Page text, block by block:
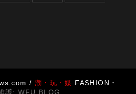
/ 潮・玩・媒 FASHION・
護:WFU BLOG